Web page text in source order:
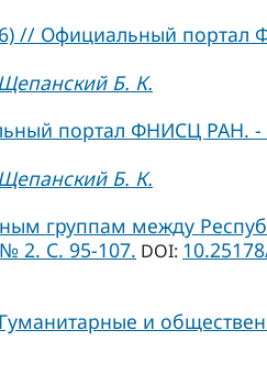
// Официальный портал
Б. К.
портал ФНИСЦ РАН. -
Б. К.
группам между
2. С. 95-107. DOI:
и